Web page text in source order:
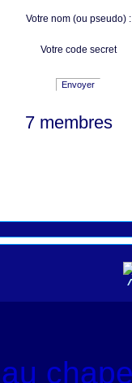
Votre nom (ou pseudo) :
Votre code secret
Envoyer
7 membres